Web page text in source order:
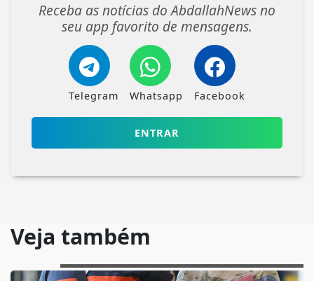
Receba as notícias do AbdallahNews no
seu app favorito de mensagens.
Telegram Whatsapp Facebook
ENTRAR
Veja também